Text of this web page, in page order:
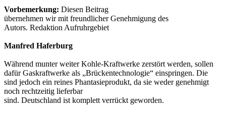
Vorbemerkung: Diesen Beitrag
übernehmen wir mit freundlicher Genehmigung des
Autors. Redaktion Aufruhrgebiet
Manfred Haferburg
Während munter weiter Kohle-Kraftwerke zerstört werden, sollen
dafür Gaskraftwerke als „Brückentechnologie“ einspringen. Die
sind jedoch ein reines Phantasieprodukt, da sie weder genehmigt
noch rechtzeitig lieferbar
sind. Deutschland ist komplett verrückt geworden.